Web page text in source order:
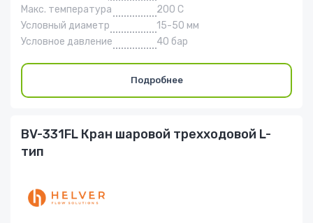
Макс. температура
200 С
Условный диаметр
15-50 мм
Условное давление
40 бар
Подробнее
BV-331FL Кран шаровой трехходовой L-
тип